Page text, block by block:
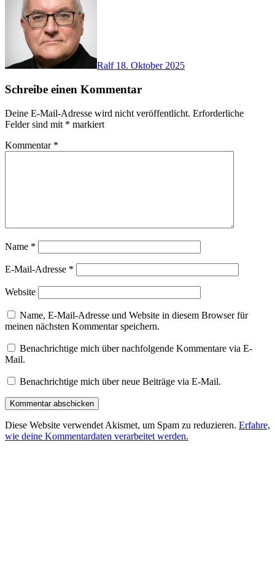
Ralf 18. Oktober 2025
Schreibe einen Kommentar
Deine E-Mail-Adresse wird nicht veröffentlicht. Erforderliche
Felder sind mit * markiert
Kommentar *
Name *
E-Mail-Adresse *
Website
Name, E-Mail-Adresse und Website in diesem Browser für
meinen nächsten Kommentar speichern.
Benachrichtige mich über nachfolgende Kommentare via E-
Mail.
Benachrichtige mich über neue Beiträge via E-Mail.
Diese Website verwendet Akismet, um Spam zu reduzieren. Erfahre,
wie deine Kommentardaten verarbeitet werden.